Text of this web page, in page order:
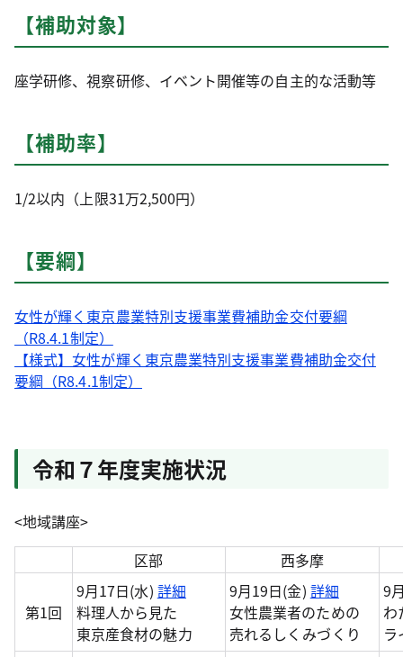
【補助対象】
座学研修、視察研修、イベント開催等の自主的な活動等
【補助率】
1/2以内（上限31万2,500円）
【要綱】
女性が輝く東京農業特別支援事業費補助金交付要綱
（R8.4.1制定）
【様式】女性が輝く東京農業特別支援事業費補助金交付
要綱（R8.4.1制定）
令和７年度実施状況
<地域講座>
区部
西多摩
第1回
9月17日(水) 詳細
料理人から見た
東京産食材の魅力
9月19日(金) 詳細
女性農業者のための
売れるしくみづくり
9
わ